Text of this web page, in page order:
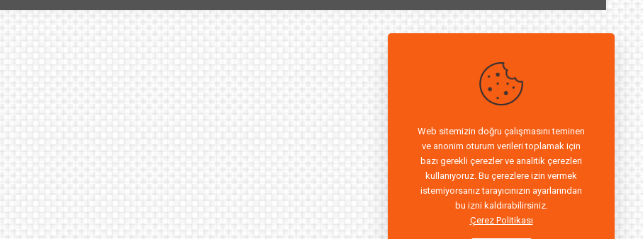
Web sitemizin doğru çalışmasını teminen
ve anonim oturum verileri toplamak için
bazı gerekli çerezler ve analitik çerezleri
kullanıyoruz. Bu çerezlere izin vermek
istemiyorsanız tarayıcınızın ayarlarından
bu izni kaldırabilirsiniz.
Çerez Politikası